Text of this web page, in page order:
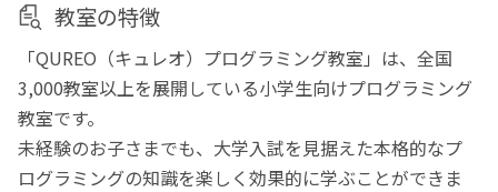
教室の特徴
「QUREO（キュレオ）プログラミング教室」は、全国
3,000教室以上を展開している小学生向けプログラミング
教室です。
未経験のお子さまでも、大学入試を見据えた本格的なプ
ログラミングの知識を楽しく効果的に学ぶことができま